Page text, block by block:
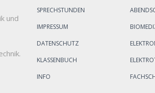
und
SPRECHSTUNDEN
IMPRESSUM
DATENSCHUTZ
KLASSENBUCH
INFO